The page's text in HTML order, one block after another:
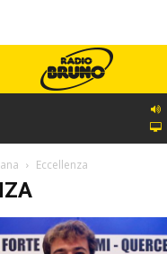
Eccellenza